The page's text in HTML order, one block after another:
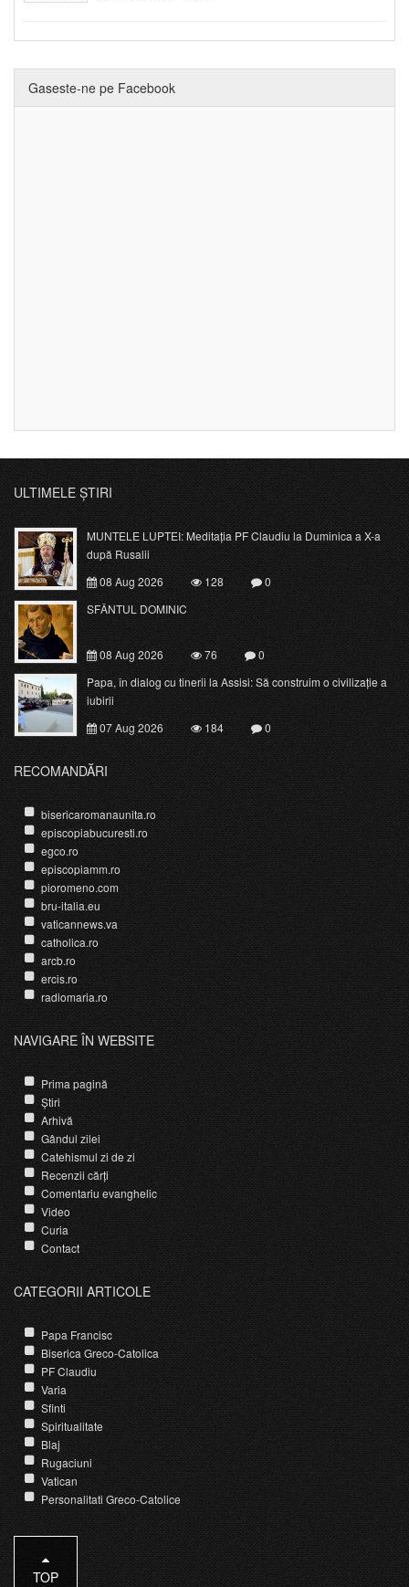
Gaseste-ne pe Facebook
ULTIMELE ȘTIRI
MUNTELE LUPTEI: Meditația PF Claudiu la Duminica a X-a
după Rusalii
08 Aug 2026
128
0
SFÂNTUL DOMINIC
08 Aug 2026 76
0
Papa, în dialog cu tinerii la Assisi: Să construim o civilizație a
iubirii
07 Aug 2026
184 0
RECOMANDĂRI
bisericaromanaunita.ro
episcopiabucuresti.ro
egco.ro
episcopiamm.ro
pioromeno.com
bru-italia.eu
vaticannews.va
catholica.ro
arcb.ro
ercis.ro
radiomaria.ro
NAVIGARE ÎN WEBSITE
Prima pagină
Știri
Arhivă
Gândul zilei
Catehismul zi de zi
Recenzii cărți
Comentariu evanghelic
Video
Curia
Contact
CATEGORII ARTICOLE
Papa Francisc
Biserica Greco-Catolica
PF Claudiu
Varia
Sfinti
Spiritualitate
Blaj
Rugaciuni
Vatican
Personalitati Greco-Catolice
TOP